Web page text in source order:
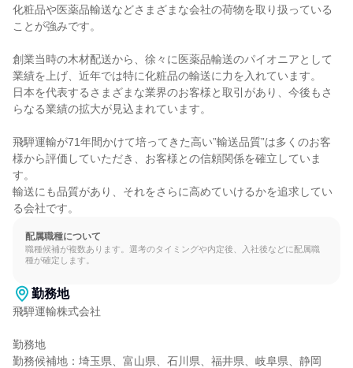
化粧品や医薬品輸送などさまざまな会社の荷物を取り扱っている
ことが強みです。
創業当時の木材配送から、徐々に医薬品輸送のパイオニアとして
業績を上げ、近年では特に化粧品の輸送に力を入れています。
日本を代表するさまざまな業界のお客様と取引があり、今後もさ
らなる業績の拡大が見込まれています。
飛騨運輸が71年間かけて培ってきた高い”輸送品質”は多くのお客
様から評価していただき、お客様との信頼関係を確立していま
す。
輸送にも品質があり、それをさらに高めていけるかを追求してい
る会社です。
配属職種について
職種候補が複数あります。選考のタイミングや内定後、入社後などに配属職
種が確定します。
勤務地
飛騨運輸株式会社
勤務地
勤務候補地：埼玉県、富山県、石川県、福井県、岐阜県、静岡